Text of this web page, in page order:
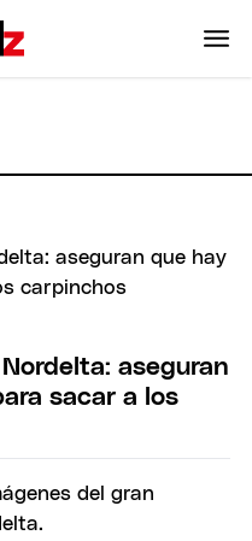
aseguran
sacar a los